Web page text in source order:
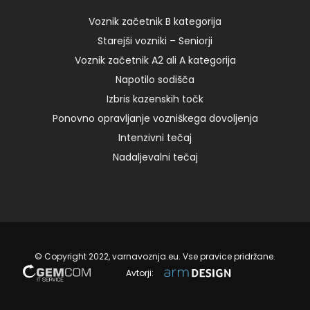
18.05.2022 ob 8:00 – I […]
06. 09. 2024
Voznik začetnik B kategorija
Starejši vozniki – Seniorji
Voznik začetnik A2 ali A kategorija
Napotilo sodišča
Izbris kazenskih točk
Ponovno opravljanje vozniškega dovoljenja
Intenzivni tečaj
Nadaljevalni tečaj
© Copyright 2022, varnavoznja.eu. Vse pravice pridržane.
Avtorji: